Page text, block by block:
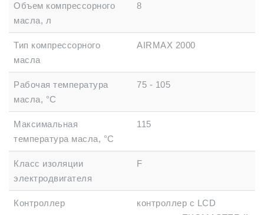
Объем компрессорного
масла, л
8
Тип компрессорного
масла
AIRMAX 2000
Рабочая температура
масла, °C
75 - 105
Максимальная
температура масла, °C
115
Класс изоляции
электродвигателя
F
Контроллер
контроллер с LCD